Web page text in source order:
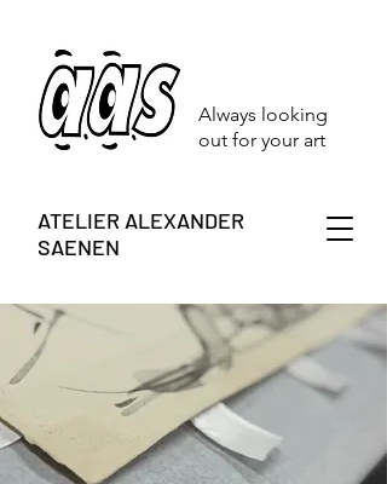
ATELIER ALEXANDER
SAENEN
Always looking
out for your art